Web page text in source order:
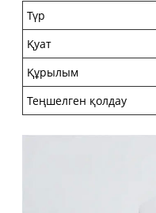
Түр
Қуат
Құрылым
Теңшелген қолдау